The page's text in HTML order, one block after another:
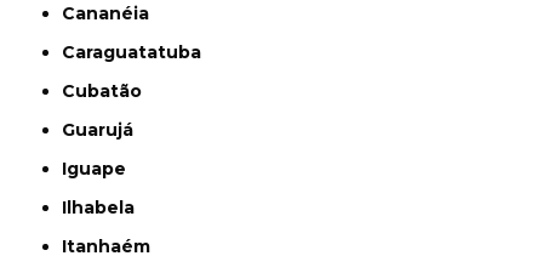
Cananéia
Caraguatatuba
Cubatão
Guarujá
Iguape
Ilhabela
Itanhaém